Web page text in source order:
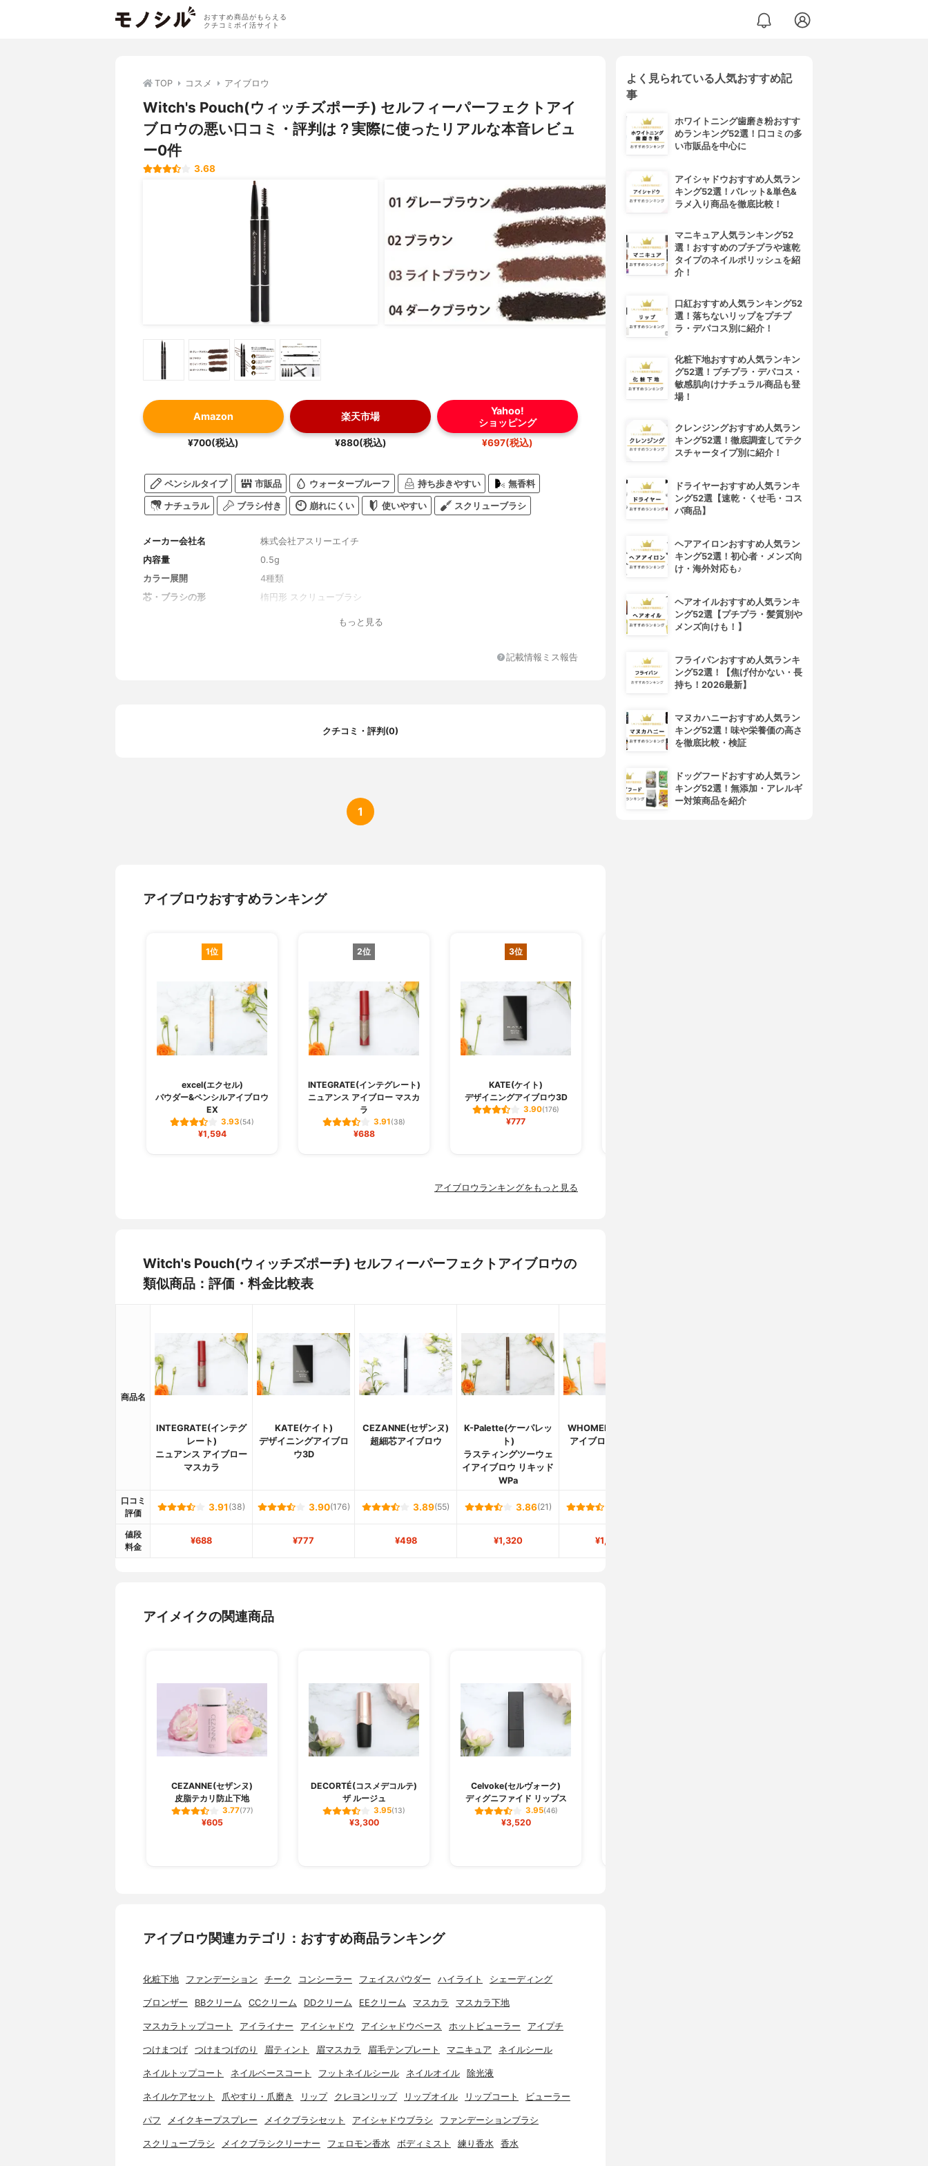
おすすめ商品がもらえる
クチコミポイ活サイト
TOP コスメ アイブロウ
Witch's Pouch(ウィッチズポーチ) セルフィーパーフェクトアイ
ブロウの悪い口コミ・評判は？実際に使ったリアルな本音レビュ
ー0件
3.68
Amazon
¥700(税込)
楽天市場
¥880(税込)
Yahoo!
ショッピング
¥697(税込)
ペンシルタイプ 市販品 ウォータープルーフ 持ち歩きやすい 無香料
ナチュラル ブラシ付き 崩れにくい 使いやすい スクリューブラシ
メーカー会社名
株式会社アスリーエイチ
内容量
0.5g
カラー展開
4種類
芯・ブラシの形
楕円形 スクリューブラシ
もっと見る
記載情報ミス報告
クチコミ・評判(0)
1
アイブロウおすすめランキング
1位
excel(エクセル)
パウダー&ペンシルアイブロウ
EX
3.93(54)
¥1,594
2位
INTEGRATE(インテグレート)
ニュアンス アイブロー マスカ
ラ
3.91(38)
¥688
3位
KATE(ケイト)
デザイニングアイブロウ3D
3.90(176)
¥777
アイブロウランキングをもっと見る
Witch's Pouch(ウィッチズポーチ) セルフィーパーフェクトアイブロウの
類似商品：評価・料金比較表
商品名
INTEGRATE(インテグ
レート)
ニュアンス アイブロー
マスカラ
KATE(ケイト)
デザイニングアイブロ
ウ3D
CEZANNE(セザンヌ)
超細芯アイブロウ
K-Palette(ケーパレッ
ト)
ラスティングツーウェ
イアイブロウ リキッド
WPa
WHOMEE(フーミー)
アイブロウパウダー
口コミ
評価
3.91 (38) 3.90(176) 3.89(55) 3.86(21)
値段
料金
¥688 ¥777 ¥498 ¥1,320 ¥1,500
アイメイクの関連商品
CEZANNE(セザンヌ)
皮脂テカリ防止下地
3.77(77)
¥605
DECORTÉ(コスメデコルテ)
ザ ルージュ
3.95(13)
¥3,300
Celvoke(セルヴォーク)
ディグニファイド リップス
3.95(46)
¥3,520
アイブロウ関連カテゴリ：おすすめ商品ランキング
化粧下地 ファンデーション チーク コンシーラー フェイスパウダー ハイライト シェーディング
ブロンザー BBクリーム CCクリーム DDクリーム EEクリーム マスカラ マスカラ下地
マスカラトップコート アイライナー アイシャドウ アイシャドウベース ホットビューラー アイプチ
つけまつげ つけまつげのり 眉ティント 眉マスカラ 眉毛テンプレート マニキュア ネイルシール
ネイルトップコート ネイルベースコート フットネイルシール ネイルオイル 除光液
ネイルケアセット 爪やすり・爪磨き リップ クレヨンリップ リップオイル リップコート ビューラー
パフ メイクキープスプレー メイクブラシセット アイシャドウブラシ ファンデーションブラシ
スクリューブラシ メイクブラシクリーナー フェロモン香水 ボディミスト 練り香水 香水
よく見られている人気おすすめ記
事
ホワイトニング歯磨き粉おすす
めランキング52選！口コミの多
い市販品を中心に
アイシャドウおすすめ人気ラン
キング52選！パレット&単色&
ラメ入り商品を徹底比較！
マニキュア人気ランキング52
選！おすすめのプチプラや速乾
タイプのネイルポリッシュを紹
介！
口紅おすすめ人気ランキング52
選！落ちないリップをプチプ
ラ・デパコス別に紹介！
化粧下地おすすめ人気ランキン
グ52選！プチプラ・デパコス・
敏感肌向けナチュラル商品も登
場！
クレンジングおすすめ人気ラン
キング52選！徹底調査してテク
スチャータイプ別に紹介！
ドライヤーおすすめ人気ランキ
ング52選【速乾・くせ毛・コス
パ商品】
ヘアアイロンおすすめ人気ラン
キング52選！初心者・メンズ向
け・海外対応も♪
ヘアオイルおすすめ人気ランキ
ング52選【プチプラ・髪質別や
メンズ向けも！】
フライパンおすすめ人気ランキ
ング52選！【焦げ付かない・長
持ち！2026最新】
マヌカハニーおすすめ人気ラン
キング52選！味や栄養価の高さ
を徹底比較・検証
ドッグフードおすすめ人気ラン
キング52選！無添加・アレルギ
ー対策商品を紹介